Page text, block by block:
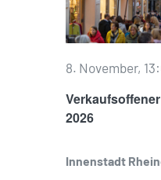
2026
8. November,
Innenstadt